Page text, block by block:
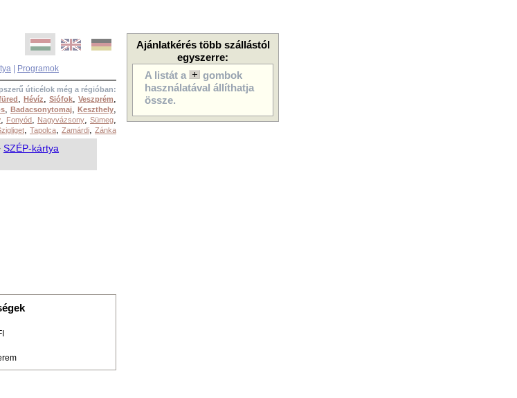
Ajánlatkérés több szállástól
egyszerre:
A listát a
gombok
használatával állíthatja
össze.
Programok
úticélok még a régióban:
, Hévíz, Siófok, Veszprém,
, Badacsonytomaj, Keszthely,
, Fonyód, Nagyvázsony, Sümeg,
, Tapolca, Zamárdi, Zánka
SZÉP-kártya